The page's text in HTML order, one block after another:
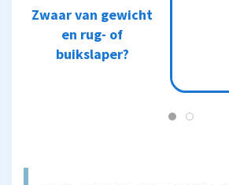
gewicht en rug-
of buikslaper?
Zwaar van gewicht
en rug- of
buikslaper?